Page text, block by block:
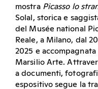
mostra Picasso lo
Solal, storica e
del Musée national
Reale, a Milano, dal
2025 e
Marsilio Arte.
a documenti,
espositivo segue la